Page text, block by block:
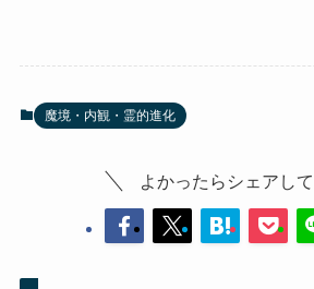
魔境・内観・霊的進化
よかったらシェアして